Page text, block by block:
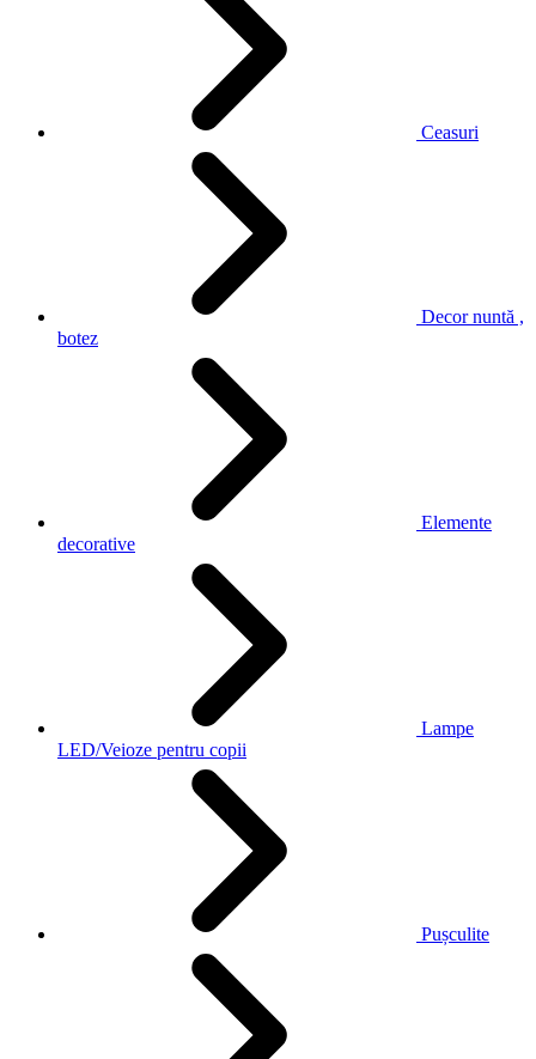
Ceasuri
Decor nuntă ,
botez
Elemente
decorative
Lampe
LED/Veioze pentru copii
Pușculite